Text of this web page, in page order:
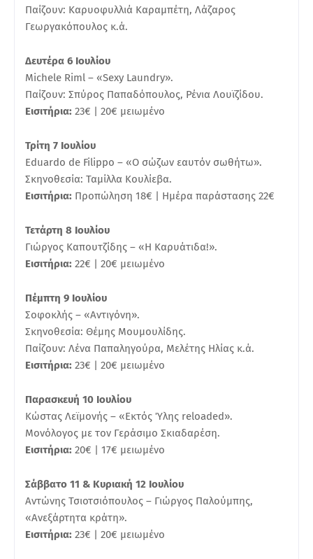
Παίζουν: Καρυοφυλλιά Καραμπέτη, Λάζαρος
Γεωργακόπουλος κ.ά.
Δευτέρα 6 Ιουλίου
Michele Riml – «Sexy Laundry».
Παίζουν: Σπύρος Παπαδόπουλος, Ρένια Λουϊζίδου.
Εισιτήρια: 23€ | 20€ μειωμένο
Τρίτη 7 Ιουλίου
Eduardo de Filippo – «Ο σώζων εαυτόν σωθήτω».
Σκηνοθεσία: Ταμίλλα Κουλίεβα.
Εισιτήρια: Προπώληση 18€ | Ημέρα παράστασης 22€
Τετάρτη 8 Ιουλίου
Γιώργος Καπουτζίδης – «Η Καρυάτιδα!».
Εισιτήρια: 22€ | 20€ μειωμένο
Πέμπτη 9 Ιουλίου
Σοφοκλής – «Αντιγόνη».
Σκηνοθεσία: Θέμης Μουμουλίδης.
Παίζουν: Λένα Παπαληγούρα, Μελέτης Ηλίας κ.ά.
Εισιτήρια: 23€ | 20€ μειωμένο
Παρασκευή 10 Ιουλίου
Κώστας Λεϊμονής – «Εκτός Ύλης reloaded».
Μονόλογος με τον Γεράσιμο Σκιαδαρέση.
Εισιτήρια: 20€ | 17€ μειωμένο
Σάββατο 11 & Κυριακή 12 Ιουλίου
Αντώνης Τσιοτσιόπουλος – Γιώργος Παλούμπης,
«Ανεξάρτητα κράτη».
Εισιτήρια: 23€ | 20€ μειωμένο